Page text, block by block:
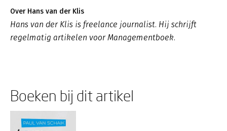
Over Hans van der Klis
Hans van der Klis is freelance journalist. Hij schrijft
regelmatig artikelen voor Managementboek.
Boeken bij dit artikel